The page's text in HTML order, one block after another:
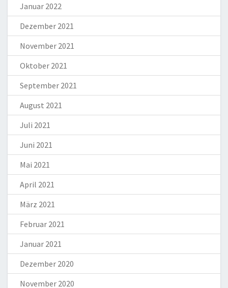
Januar 2022
Dezember 2021
November 2021
Oktober 2021
September 2021
August 2021
Juli 2021
Juni 2021
Mai 2021
April 2021
März 2021
Februar 2021
Januar 2021
Dezember 2020
November 2020